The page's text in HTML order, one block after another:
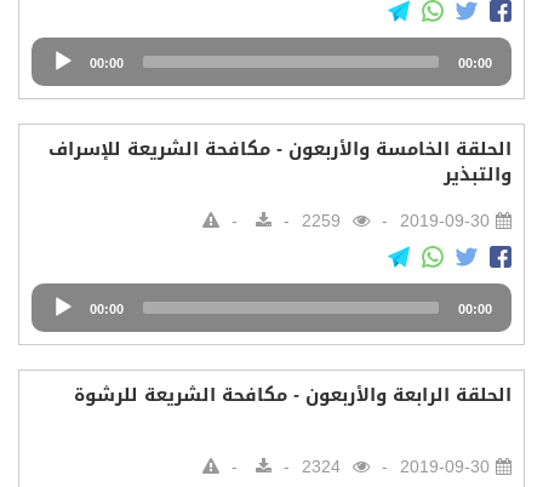
Audio
Player
00:00 00:00
الحلقة الخامسة والأربعون - مكافحة الشريعة للإسراف
والتبذير
2019-09-30
Audio
Player
00:00 00:00
الحلقة الرابعة والأربعون - مكافحة الشريعة للرشوة
2019-09-30